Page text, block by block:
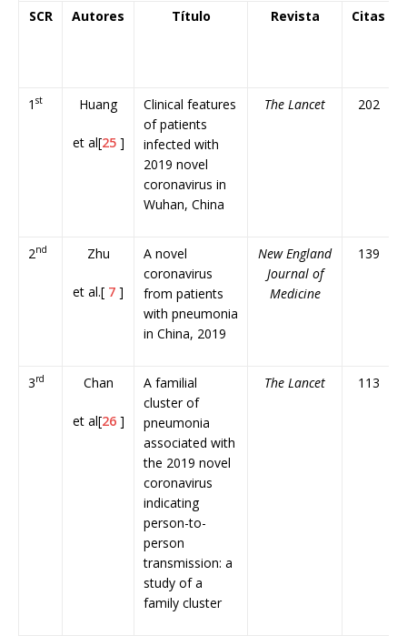
SCR Autores Título Revista Citas
1 st Huang
et al[25]
Clinical features
of patients
infected with
2019 novel
coronavirus in
Wuhan, China
The Lancet 202
2nd Zhu
et al.[ 7 ]
A novel
coronavirus
from patients
with pneumonia
in China, 2019
New England
Journal of
Medicine
139
3rd Chan
et al[26]
A familial
cluster of
pneumonia
associated with
the 2019 novel
coronavirus
indicating
person-to-
person
transmission: a
study of a
family cluster
The Lancet 113